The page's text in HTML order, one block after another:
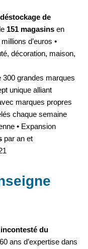
déstockage de
151 magasins en
d’euros •
décoration, maison,
300 grandes marques
unique alliant
marques propres
chaque semaine
• Expansion
par an et
du
ans d’expertise dans